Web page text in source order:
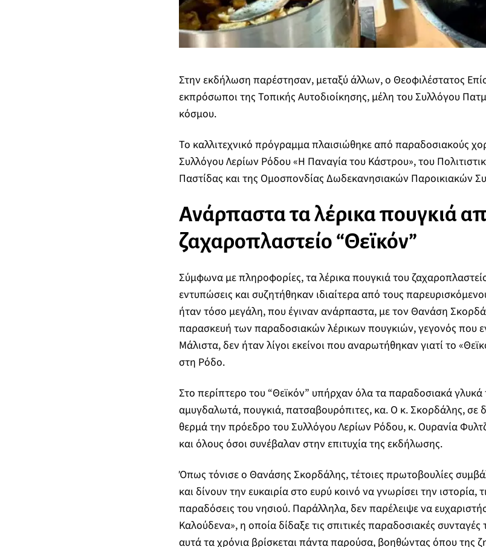
Στην εκδήλωση παρέστησαν, μεταξύ άλλων, ο Θεοφιλέστατος
εκπρόσωποι της Τοπικής Αυτοδιοίκησης, μέλη του Συλλόγου
κόσμου.
Το καλλιτεχνικό πρόγραμμα πλαισιώθηκε από παραδοσιακούς
Συλλόγου Λερίων Ρόδου «Η Παναγία του Κάστρου», του
Παστίδας και της Ομοσπονδίας Δωδεκανησιακών Παροικιακών
Ανάρπαστα τα λέρικα πουγκιά
ζαχαροπλαστείο “Θεϊκόν”
Σύμφωνα με πληροφορίες, τα λέρικα πουγκιά του
εντυπώσεις και συζητήθηκαν ιδιαίτερα από τους
ήταν τόσο μεγάλη, που έγιναν ανάρπαστα, με τον Θανάση
παρασκευή των παραδοσιακών λέρικων πουγκιών, γεγονός που
Μάλιστα, δεν ήταν λίγοι εκείνοι που αναρωτήθηκαν γιατί το
στη Ρόδο.
Στο περίπτερο του “Θεϊκόν” υπήρχαν όλα τα παραδοσιακά γλυκά
αμυγδαλωτά, πουγκιά, πατσαβουρόπιτες, κα. Ο κ. Σκορδάλης, σε
θερμά την πρόεδρο του Συλλόγου Λερίων Ρόδου, κ. Ουρανία
και όλους όσοι συνέβαλαν στην επιτυχία της εκδήλωσης.
Όπως τόνισε ο Θανάσης Σκορδάλης, τέτοιες πρωτοβουλίες
και δίνουν την ευκαιρία στο ευρύ κοινό να γνωρίσει την ιστορία,
παραδόσεις του νησιού. Παράλληλα, δεν παρέλειψε να
Καλούδενα», η οποία δίδαξε τις σπιτικές παραδοσιακές
αυτά τα χρόνια βρίσκεται πάντα παρούσα, βοηθώντας όπου της